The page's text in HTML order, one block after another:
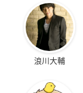
浪川大輔